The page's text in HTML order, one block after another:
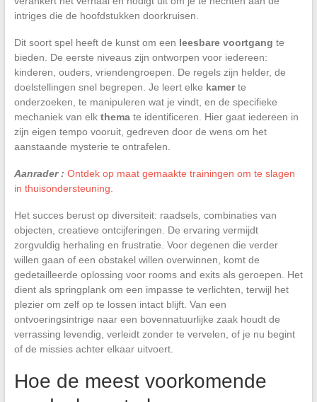
intriges die de hoofdstukken doorkruisen.
Dit soort spel heeft de kunst om een leesbare voortgang te
bieden. De eerste niveaus zijn ontworpen voor iedereen:
kinderen, ouders, vriendengroepen. De regels zijn helder, de
doelstellingen snel begrepen. Je leert elke kamerte
onderzoeken, te manipuleren wat je vindt, en de specifieke
mechaniek van elk themate identificeren. Hier gaat iedereen in
zijn eigen tempo vooruit, gedreven door de wens om het
aanstaande mysterie te ontrafelen.
Aanrader : Ontdek op maat gemaakte trainingen om te slagen
in thuisondersteuning.
Het succes berust op diversiteit: raadsels, combinaties van
objecten, creatieve ontcijferingen. De ervaring vermijdt
zorgvuldig herhaling en frustratie. Voor degenen die verder
willen gaan of een obstakel willen overwinnen, komt de
gedetailleerde oplossing voor rooms and exits als geroepen. Het
dient als springplank om een impasse te verlichten, terwijl het
plezier om zelf op te lossen intact blijft. Van een
ontvoeringsintrige naar een bovennatuurlijke zaak houdt de
verrassing levendig, verleidt zonder te vervelen, of je nu begint
of de missies achter elkaar uitvoert.
Hoe de meest voorkomende